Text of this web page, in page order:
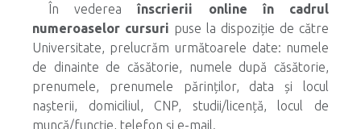
În vedereaînscrierii online în cadrul
numeroaselor cursuri puse la dispoziție de către
Universitate, prelucrăm următoarele date: numele
de dinainte de căsătorie, numele după căsătorie,
prenumele, prenumele părinților, data și locul
nașterii, domiciliul, CNP, studii/licență, locul de
muncă/funcție, telefon și e-mail.